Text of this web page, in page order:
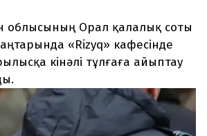
Жаңа нөмір
жіберіледі. Тек email
өзіміз жібереміз.
облысының Орал қалалық соты
«Rizyq» кафесінде
кінәлі тұлғаға айыптау